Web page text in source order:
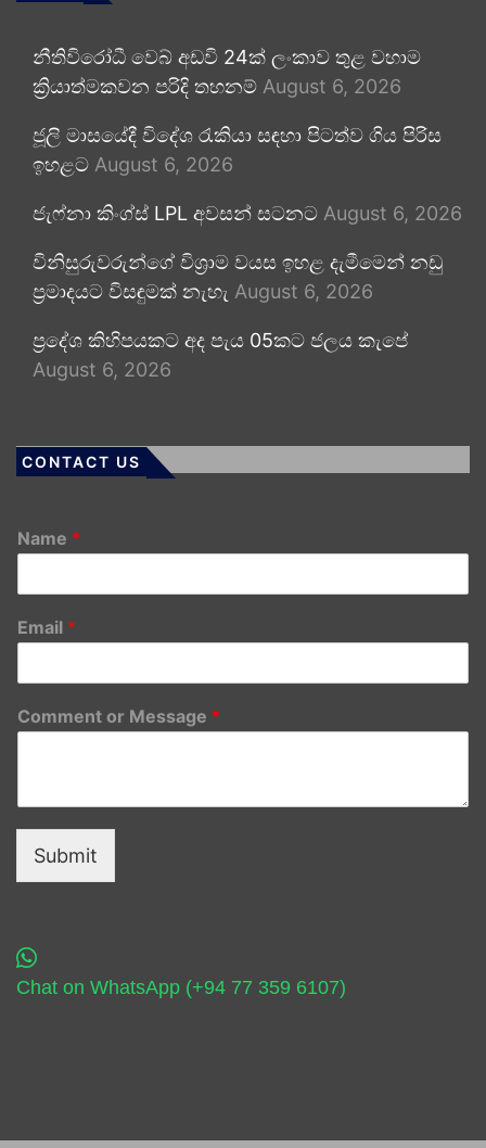
නීතිවිරෝධී වෙබ් අඩවි 24ක් ලංකාව තුළ වහාම
ක්‍රියාත්මකවන පරිදි තහනම් August 6, 2026
ජූලි මාසයේදී විදේශ රැකියා සඳහා පිටත්ව ගිය පිරිස
ඉහළට August 6, 2026
ජැෆ්නා කිංග්ස් LPL අවසන් සටනට August 6, 2026
විනිසුරුවරුන්ගේ විශ්‍රාම වයස ඉහළ දැමීමෙන් නඩු
ප්‍රමාදයට විසඳුමක් නැහැ August 6, 2026
ප්‍රදේශ කිහිපයකට අද පැය 05කට ජලය කැපේ
August 6, 2026
CONTACT US
Name *
Email *
Comment or Message *
Submit
Chat on WhatsApp (+94 77 359 6107)